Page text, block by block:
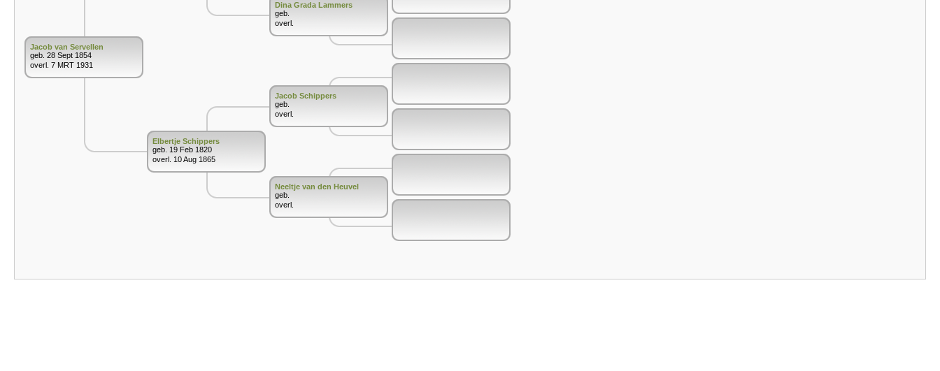
Jacob van Servellen
geb. 28 Sept 1854
overl. 7 MRT 1931
Elbertje Schippers
geb. 19 Feb 1820
overl. 10 Aug 1865
Dina Grada Lammers
geb.
overl.
Jacob Schippers
geb.
overl.
Neeltje van den Heuvel
geb.
overl.